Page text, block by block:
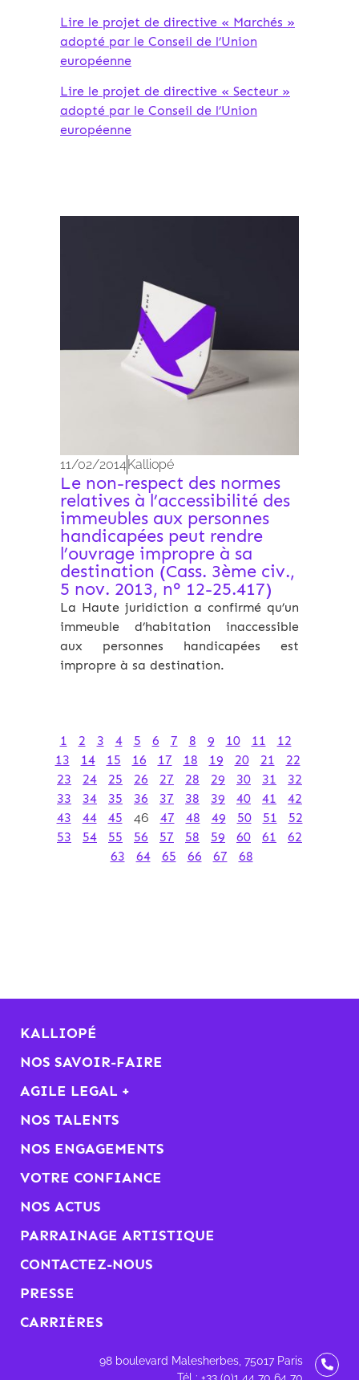
Lire le projet de directive « Marchés »
adopté par le Conseil de l’Union
européenne
Lire le projet de directive « Secteur »
adopté par le Conseil de l’Union
européenne
11/02/2014Kalliopé
Le non-respect des normes
relatives à l’accessibilité des
immeubles aux personnes
handicapées peut rendre
l’ouvrage impropre à sa
destination (Cass. 3ème civ.,
5 nov. 2013, n° 12-25.417)
La Haute juridiction a confirmé qu’un
immeuble d’habitation inaccessible
aux personnes handicapées est
impropre à sa destination.
1 2 3 4 5 6 7 8 9 10 11
12
13
14 15 16 17 18 19 20 21
22
23
24 25 26 27 28 29 30 31
32
33
34 35 36 37 38 39 40 41
42
43
44 45 46 47 48 49 50 51
52
53
54 55 56 57 58 59 60 61
62
63
64 65 66 67 68
KALLIOPÉ
NOS SAVOIR-FAIRE
AGILE LEGAL +
NOS TALENTS
NOS ENGAGEMENTS
VOTRE CONFIANCE
NOS ACTUS
PARRAINAGE ARTISTIQUE
CONTACTEZ-NOUS
PRESSE
CARRIÈRES
98 boulevard Malesherbes, 75017 Paris